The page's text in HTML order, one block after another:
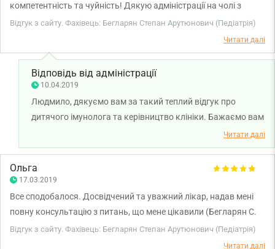
компетентність та чуйність! Дякую адміністрації на чолі з
Оленою Григорівною за турботливе колегіальне ставлення до
Відгук з сайту. Фахівець: Бегларян Степан Арутюнович (Педіатрія)
Читати далі
Відповідь від адміністрації
10.04.2019
Людмило, дякуємо вам за такий теплий відгук про
дитячого імунолога та керівництво клініки. Бажаємо вам
Читати далі
Ольга
17.03.2019
Все сподобалося. Досвідчений та уважний лікар, надав мені
повну консультацію з питань, що мене цікавили (Бегларян С.
А).
Відгук з сайту. Фахівець: Бегларян Степан Арутюнович (Педіатрія)
Читати далі